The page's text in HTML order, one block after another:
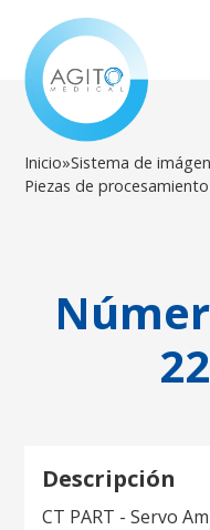
Inicio»Sistema de
Piezas de
Descripción
CT PART - Servo